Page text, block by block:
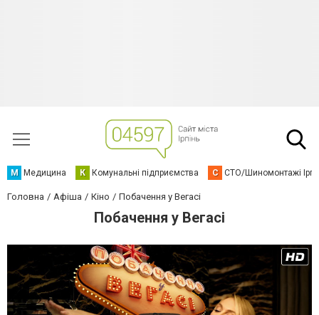
М Медицина К Комунальні підприємства С СТО/Шиномонтажі
Головна Афіша Кіно Побачення у Вегасі
Побачення у Вегасі